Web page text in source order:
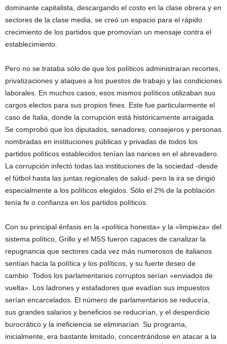
dominante capitalista, descargando el costo en la clase obrera y en
sectores de la clase media, se creó un espacio para el rápido
crecimiento de los partidos que promovían un mensaje contra el
establecimiento.
Pero no se trataba sólo de que los políticos administraran recortes,
privatizaciones y ataques a los puestos de trabajo y las condiciones
laborales. En muchos casos, esos mismos políticos utilizaban sus
cargos electos para sus propios fines. Este fue particularmente el
caso de Italia, donde la corrupción está históricamente arraigada.
Se comprobó que los diputados, senadores, consejeros y personas
nombradas en instituciones públicas y privadas de todos los
partidos políticos establecidos tenían las narices en el abrevadero.
La corrupción infectó todas las instituciones de la sociedad -desde
el fútbol hasta las juntas regionales de salud- pero la ira se dirigió
especialmente a los políticos elegidos. Sólo el 2% de la población
tenía fe o confianza en los partidos políticos.
Con su principal énfasis en la «política honesta» y la «limpieza» del
sistema político, Grillo y el M5S fueron capaces de canalizar la
repugnancia que sectores cada vez más numerosos de italianos
sentían hacia la política y los políticos, y su fuerte deseo de
cambio. Todos los parlamentarios corruptos serían «enviados de
vuelta». Los ladrones y estafadores que evadían sus impuestos
serían encarcelados. El número de parlamentarios se reduciría,
sus grandes salarios y beneficios se reducirían, y el desperdicio
burocrático y la ineficiencia se eliminarían. Su programa,
inicialmente, era bastante limitado, concentrándose en atacar a la